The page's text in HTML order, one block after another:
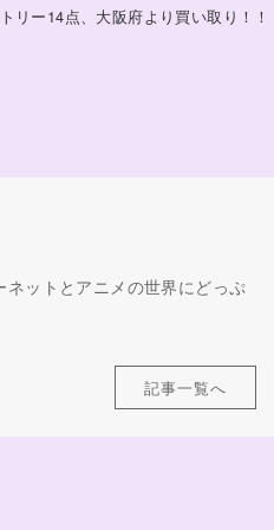
リー14点、大阪府より買い取り！！
ットとアニメの世界にどっぷ
記事一覧へ